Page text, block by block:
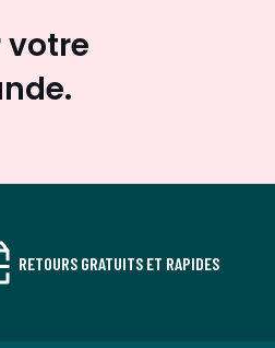
votre
RETOURS GRATUITS ET RAPIDES